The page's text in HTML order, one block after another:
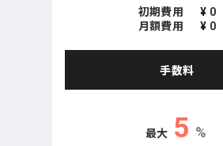
初期費用 ¥ 0
月額費用
¥ 0
手数料
最大 5 %